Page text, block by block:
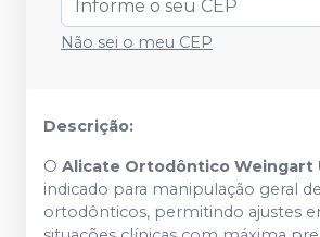
Não sei o meu CEP
Descrição:
O Alicate Ortodôntico Weingart
indicado para manipulação geral
ortodônticos, permitindo ajustes